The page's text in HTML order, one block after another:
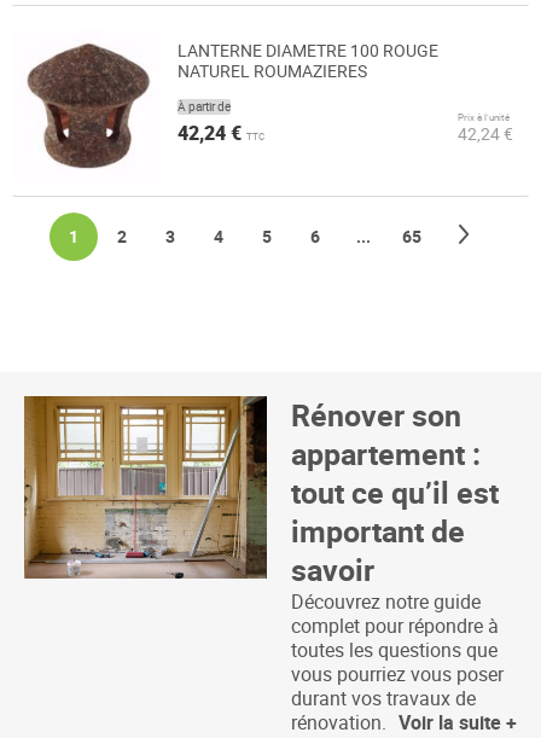
LANTERNE DIAMETRE 100 ROUGE
NATUREL ROUMAZIERES
À partir de
42,24 € TTC
Prix à l’unité
42,24 €
You're currently reading page
1 Page
2 Page
3 Page
4 Page
5 Page
6 ... Page
65
Rénover son
appartement :
tout ce qu’il est
important de
savoir
Découvrez notre guide
complet pour répondre à
toutes les questions que
vous pourriez vous poser
durant vos travaux de
rénovation. Voir la suite +